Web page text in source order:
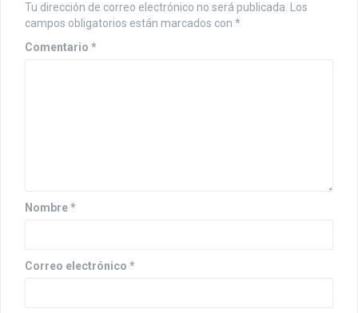
Tu dirección de correo electrónico no será publicada. Los
campos obligatorios están marcados con *
Comentario *
Nombre*
Correo electrónico *